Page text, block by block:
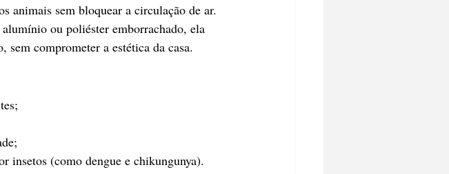
animais sem bloquear a circulação de ar.
ou poliéster emborrachado, ela
comprometer a estética da casa.
insetos (como dengue e chikungunya).